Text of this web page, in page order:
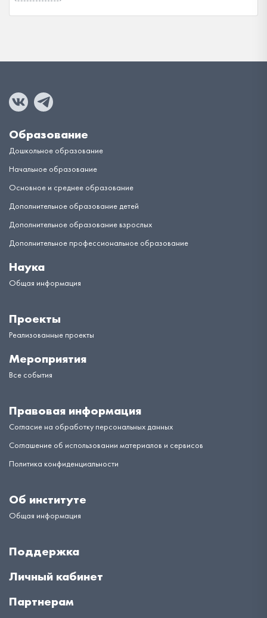
Образование
Дошкольное образование
Начальное образование
Основное и среднее образование
Дополнительное образование детей
Дополнительное образование взрослых
Дополнительное профессиональное образование
Наука
Общая информация
Проекты
Реализованные проекты
Мероприятия
Все события
Правовая информация
Согласие на обработку персональных данных
Соглашение об использовании материалов и сервисов
Политика конфиденциальности
Об институте
Общая информация
Поддержка
Личный кабинет
Партнерам